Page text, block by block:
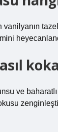
vanilyanın
ve